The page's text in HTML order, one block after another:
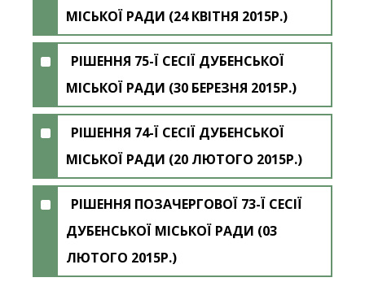
МІСЬКОЇ РАДИ (24 КВІТНЯ 2015Р.)
РІШЕННЯ 75-Ї СЕСІЇ ДУБЕНСЬКОЇ
МІСЬКОЇ РАДИ (30 БЕРЕЗНЯ 2015Р.)
РІШЕННЯ 74-Ї СЕСІЇ ДУБЕНСЬКОЇ
МІСЬКОЇ РАДИ (20 ЛЮТОГО 2015Р.)
РІШЕННЯ ПОЗАЧЕРГОВОЇ 73-Ї СЕСІЇ
ДУБЕНСЬКОЇ МІСЬКОЇ РАДИ (03
ЛЮТОГО 2015Р.)